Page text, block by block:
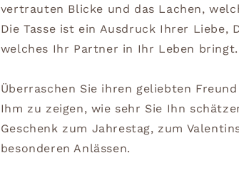
vertrauten Blicke und das Lachen,
Die Tasse ist ein Ausdruck Ihrer Liebe,
welches Ihr Partner in Ihr Leben bringt.
Überraschen Sie ihren geliebten
Ihm zu zeigen, wie sehr Sie Ihn
Geschenk zum Jahrestag, zum
besonderen Anlässen.